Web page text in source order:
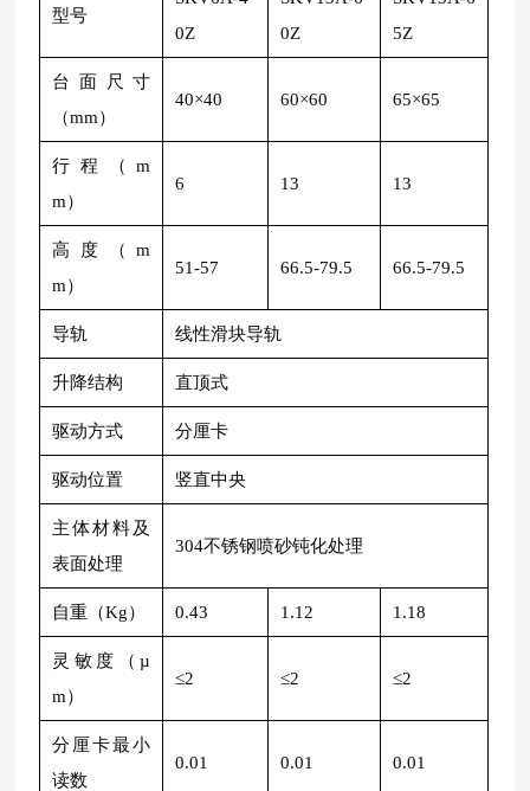
型号
0Z
0Z
5Z
台面尺寸
（mm）
40×40 60×60 65×65
行程（m
m）
6 13 13
高度（m
m）
51-57 66.5-79.5 66.5-79.5
导轨 线性滑块导轨
升降结构 直顶式
驱动方式 分厘卡
驱动位置 竖直中央
主体材料及
表面处理
304不锈钢喷砂钝化处理
自重（Kg） 0.43 1.12 1.18
灵敏度（µ
m）
≤2 ≤2 ≤2
分厘卡最小
读数
0.01 0.01 0.01